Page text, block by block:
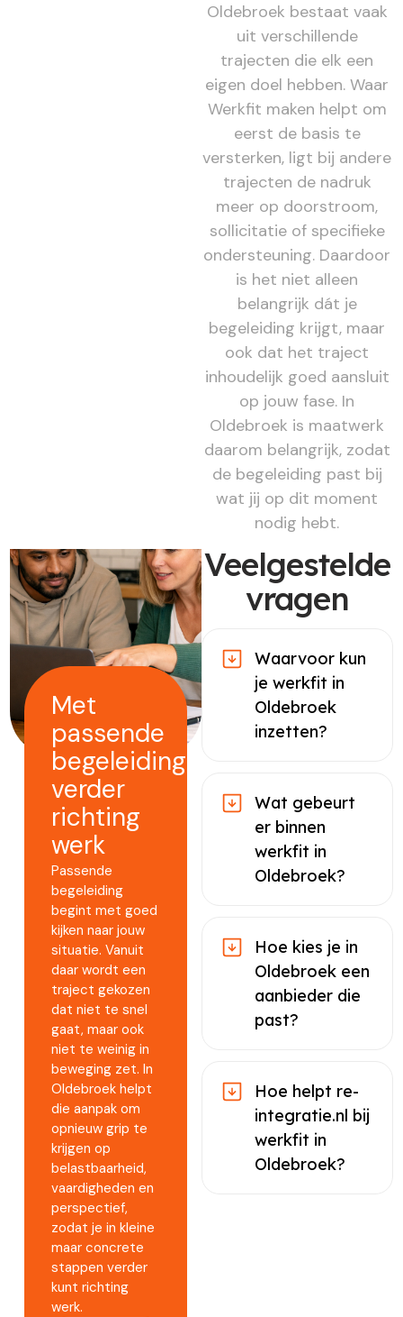
Oldebroek bestaat vaak
uit verschillende
trajecten die elk een
eigen doel hebben. Waar
Werkfit maken helpt om
eerst de basis te
versterken, ligt bij andere
trajecten de nadruk
meer op doorstroom,
sollicitatie of specifieke
ondersteuning. Daardoor
is het niet alleen
belangrijk dát je
begeleiding krijgt, maar
ook dat het traject
inhoudelijk goed aansluit
op jouw fase. In
Oldebroek is maatwerk
daarom belangrijk, zodat
de begeleiding past bij
wat jij op dit moment
nodig hebt.
Met
passende
begeleiding
verder
richting
werk
Passende
begeleiding
begint met goed
kijken naar jouw
situatie. Vanuit
daar wordt een
traject gekozen
dat niet te snel
gaat, maar ook
niet te weinig in
beweging zet. In
Oldebroek helpt
die aanpak om
opnieuw grip te
krijgen op
belastbaarheid,
vaardigheden en
perspectief,
zodat je in kleine
maar concrete
stappen verder
kunt richting
werk.
Veelgestelde
vragen
Waarvoor kun
je werkfit in
Oldebroek
inzetten?
Wat gebeurt
er binnen
werkfit in
Oldebroek?
Hoe kies je in
Oldebroek een
aanbieder die
past?
Hoe helpt re-
integratie.nl bij
werkfit in
Oldebroek?